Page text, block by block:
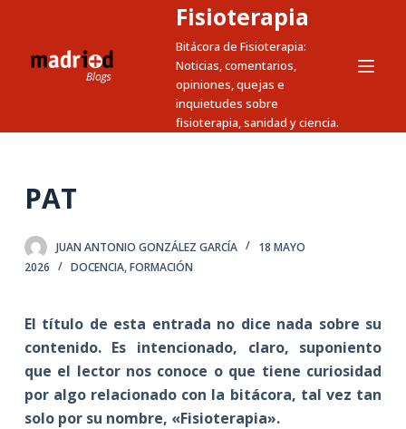
r
n
n
d
o
Fisioterapia
Bitácora de Fisioterapia:
Noticias, comentarios,
opiniones, quejas e
inquietudes sobre
fisioterapia, sanidad y ciencia.
PAT
JUAN ANTONIO GONZÁLEZ GARCÍA
18 MAYO
2026
DOCENCIA,FORMACIÓN
El título de esta entrada no dice nada sobre su
contenido. Es intencionado, claro, suponiento
que el lector nos conoce o que tiene curiosidad
por algo relacionado con la bitácora, tal vez tan
solo por su nombre, «Fisioterapia».